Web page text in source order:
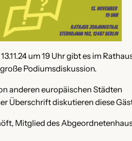
um 19 Uhr gibt es im
Podiumsdiskussion.
anderen europäischen Städten
Überschrift diskutieren diese
Mitglied des